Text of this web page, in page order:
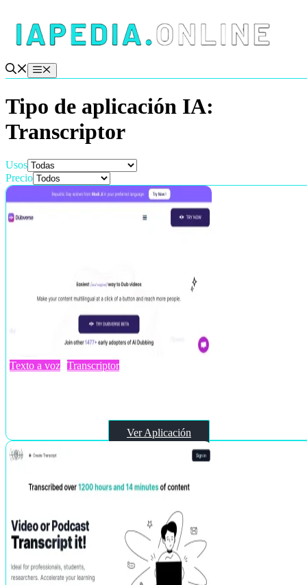
contenido
Menú
Tipo de aplicación IA:
Transcriptor
Usos
Precio
Texto a voz Transcriptor
Ver Aplicación